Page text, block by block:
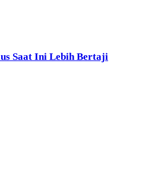
Saat Ini Lebih Bertaji